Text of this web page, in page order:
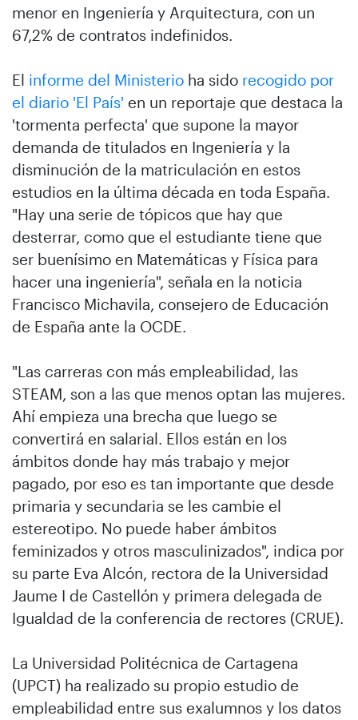
menor en Ingeniería y Arquitectura, con un
67,2% de contratos indefinidos.
El informe del Ministerio ha sido recogido por
el diario 'El País' en un reportaje que destaca la
'tormenta perfecta' que supone la mayor
demanda de titulados en Ingeniería y la
disminución de la matriculación en estos
estudios en la última década en toda España.
"Hay una serie de tópicos que hay que
desterrar, como que el estudiante tiene que
ser buenísimo en Matemáticas y Física para
hacer una ingeniería", señala en la noticia
Francisco Michavila, consejero de Educación
de España ante la OCDE.
"Las carreras con más empleabilidad, las
STEAM, son a las que menos optan las mujeres.
Ahí empieza una brecha que luego se
convertirá en salarial. Ellos están en los
ámbitos donde hay más trabajo y mejor
pagado, por eso es tan importante que desde
primaria y secundaria se les cambie el
estereotipo. No puede haber ámbitos
feminizados y otros masculinizados", indica por
su parte Eva Alcón, rectora de la Universidad
Jaume I de Castellón y primera delegada de
Igualdad de la conferencia de rectores (CRUE).
La Universidad Politécnica de Cartagena
(UPCT) ha realizado su propio estudio de
empleabilidad entre sus exalumnos y los datos